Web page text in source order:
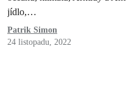
jídlo,…
Patrik Simon
24 listopadu, 2022